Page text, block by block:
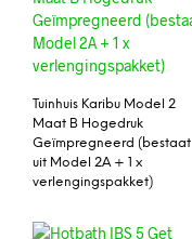
Tuinhuis Karibu Model 2
Maat B Hogedruk
Geïmpregneerd (bestaat
uit Model 2A + 1 x
verlengingspakket)